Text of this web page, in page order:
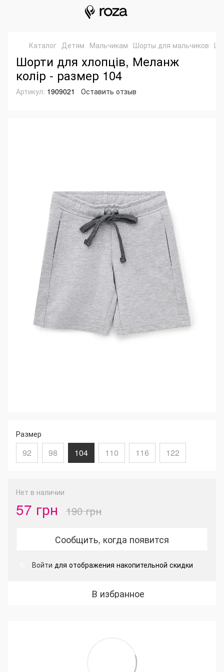
Каталог Детям Мальчикам Шорты для мальчиков
Шорти для хлопців, Меланж
колір - размер 104
Артикул: 1909021 Оставить отзыв
Размер
92 98 104 110 116 122
Нет в наличии
57 грн 190 грн
Сообщить, когда появится
Войти для отображения накопительной скидки
В избранное